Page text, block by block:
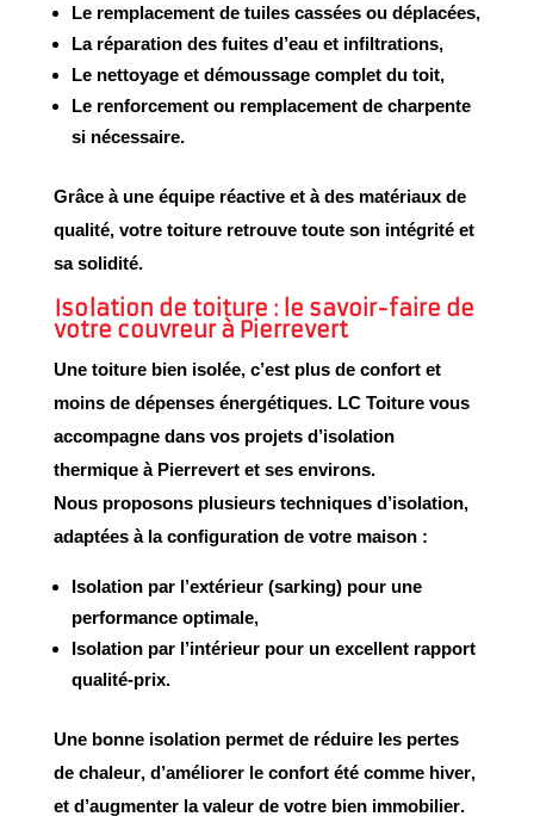
Le remplacement de tuiles cassées ou déplacées,
La réparation des fuites d’eau et infiltrations,
Le nettoyage et démoussagecomplet du toit,
Le renforcement ou remplacement de charpente
si nécessaire.
Grâce à une équipe réactive et à des matériaux de
qualité, votre toiture retrouve toute son intégritéet
sasolidité.
Isolation de toiture : le savoir-faire de
votre couvreur à Pierrevert
Une toiture bien isolée, c’est plus de confort et
moins de dépenses énergétiques. LC Toiture vous
accompagne dans vos projets d’isolation
thermiqueà Pierrevertet ses environs.
Nous proposons plusieurs techniques d’isolation,
adaptées à la configuration de votre maison :
Isolation par l’extérieur (sarking)pour une
performance optimale,
Isolation par l’intérieurpour un excellent rapport
qualité-prix.
Une bonne isolation permet de réduire les pertes
de chaleur, d’améliorer le confort été comme hiver,
et d’augmenter la valeur de votre bien immobilier.